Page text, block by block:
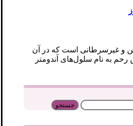
و غیرسرطانی است که در آن
به نام سلول‌‌های آندومتر